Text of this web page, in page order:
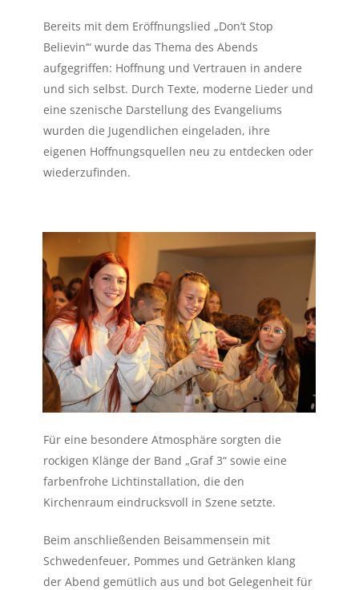
Bereits mit dem Eröffnungslied „Don’t Stop
Believin’“ wurde das Thema des Abends
aufgegriffen: Hoffnung und Vertrauen in andere
und sich selbst. Durch Texte, moderne Lieder und
eine szenische Darstellung des Evangeliums
wurden die Jugendlichen eingeladen, ihre
eigenen Hoffnungsquellen neu zu entdecken oder
wiederzufinden.
Für eine besondere Atmosphäre sorgten die
rockigen Klänge der Band „Graf 3“ sowie eine
farbenfrohe Lichtinstallation, die den
Kirchenraum eindrucksvoll in Szene setzte.
Beim anschließenden Beisammensein mit
Schwedenfeuer, Pommes und Getränken klang
der Abend gemütlich aus und bot Gelegenheit für